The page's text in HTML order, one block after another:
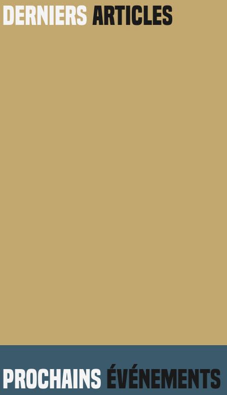
derniersarticles
prochains événements